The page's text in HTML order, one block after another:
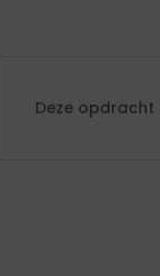
Deze opdracht